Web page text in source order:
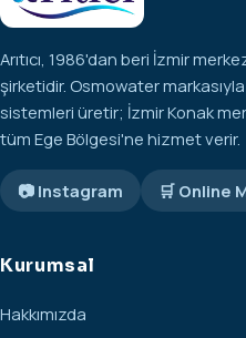
Arıtıcı, 1986'dan beri İzmir
şirketidir. Osmowater
sistemleri üretir; İzmir Konak
tüm Ege Bölgesi'ne hizmet verir.
📷 Instagram 🛒 Online
Kurumsal
Hakkımızda